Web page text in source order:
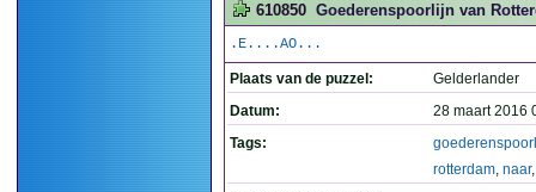
610850 Goederenspoorlijn van
.E....AO...
Plaats van de puzzel:
Gelderlander
Datum:
28 maart 2016
Tags:
rotterdam, naar